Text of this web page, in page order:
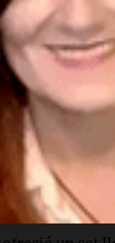
logró
o
para besar a
,
Ashley Pérez